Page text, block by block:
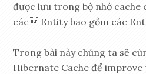
được lưu trong bộ nhớ cache
các Entity bao gồm các
Trong bài này chúng ta sẽ
Hibernate Cache để